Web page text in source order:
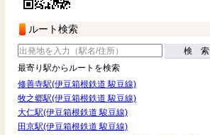
ルート検索
検 索
最寄り駅からルートを検索
修善寺駅(伊豆箱根鉄道 駿豆線)
牧之郷駅(伊豆箱根鉄道 駿豆線)
大仁駅(伊豆箱根鉄道 駿豆線)
田京駅(伊豆箱根鉄道 駿豆線)